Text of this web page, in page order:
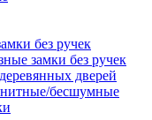
без ручек
замки без ручек
дверей
бесшумные